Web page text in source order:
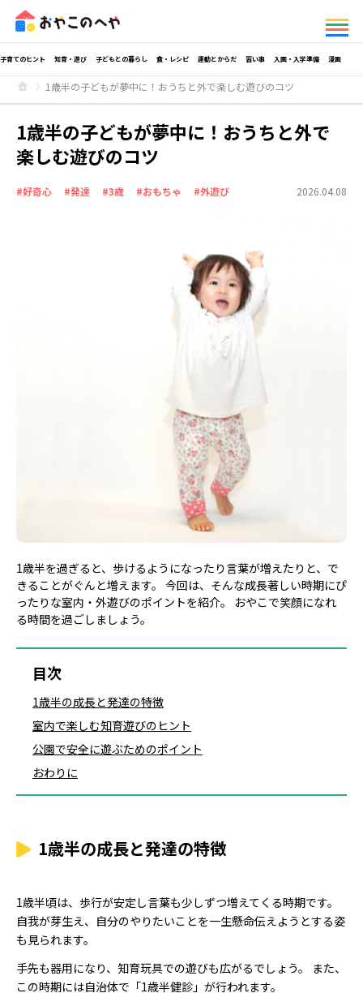
子育てのヒント 知育・遊び 子どもとの暮らし 食・レシピ 運動とからだ 習い事 入園・入学準備 漫画
1歳半の子どもが夢中に！おうちと外で楽しむ遊びのコツ
1歳半の子どもが夢中に！おうちと外で
楽しむ遊びのコツ
#好奇心 #発達 #3歳 #おもちゃ #外遊び 2026.04.08
1歳半を過ぎると、歩けるようになったり言葉が増えたりと、で
きることがぐんと増えます。 今回は、そんな成長著しい時期にぴ
ったりな室内・外遊びのポイントを紹介。 おやこで笑顔になれ
る時間を過ごしましょう。
目次
1歳半の成長と発達の特徴
室内で楽しむ知育遊びのヒント
公園で安全に遊ぶためのポイント
おわりに
1歳半の成長と発達の特徴
1歳半頃は、歩行が安定し言葉も少しずつ増えてくる時期です。
自我が芽生え、自分のやりたいことを一生懸命伝えようとする姿
も見られます。
手先も器用になり、知育玩具での遊びも広がるでしょう。 また、
この時期には自治体で「1歳半健診」が行われます。